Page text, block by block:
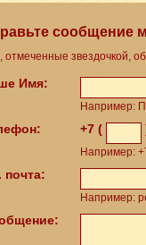
сообщение
отмеченные звездочкой,
Имя:
Например:
+7 (
Например:
почта:
Например: